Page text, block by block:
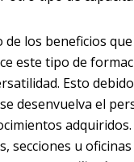
de los beneficios
este tipo de
Esto
desenvuelva el
secciones u